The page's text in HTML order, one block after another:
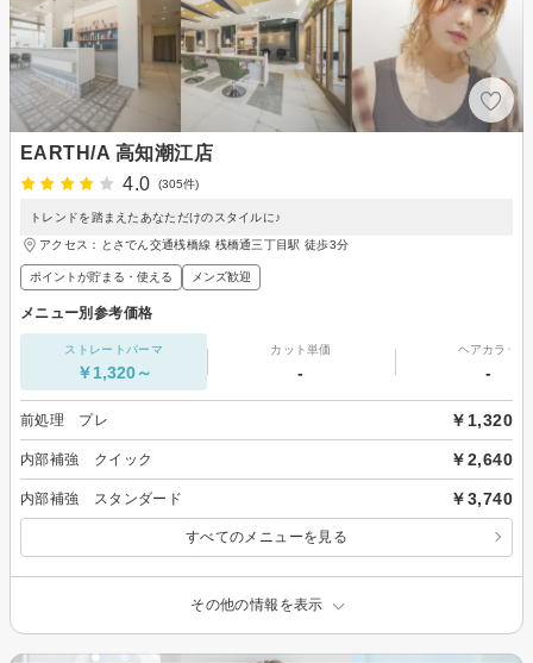
EARTH/A 高知潮江店
4.0
(305件)
トレンドを踏まえたあなただけのスタイルに♪
アクセス：とさでん交通桟橋線 桟橋通三丁目駅 徒歩3分
ポイントが貯まる・使える メンズ歓迎
メニュー別参考価格
ストレートパーマ
￥1,320～
カット単価
-
ヘアカラー
-
前処理 プレ ￥1,320
内部補強 クイック ￥2,640
内部補強 スタンダード ￥3,740
すべてのメニューを見る
その他の情報を表示